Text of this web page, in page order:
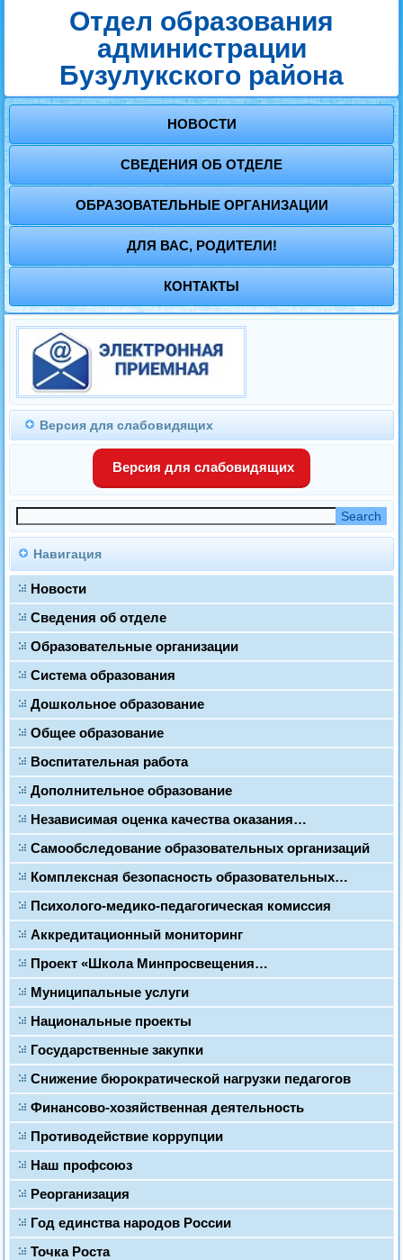
Отдел образования
администрации
Бузулукского района
НОВОСТИ
СВЕДЕНИЯ ОБ ОТДЕЛЕ
ОБРАЗОВАТЕЛЬНЫЕ ОРГАНИЗАЦИИ
ДЛЯ ВАС, РОДИТЕЛИ!
КОНТАКТЫ
Версия для слабовидящих
Версия для слабовидящих
Навигация
Новости
Сведения об отделе
Образовательные организации
Система образования
Дошкольное образование
Общее образование
Воспитательная работа
Дополнительное образование
Независимая оценка качества оказания…
Самообследование образовательных организаций
Комплексная безопасность образовательных…
Психолого-медико-педагогическая комиссия
Аккредитационный мониторинг
Проект «Школа Минпросвещения…
Муниципальные услуги
Национальные проекты
Государственные закупки
Снижение бюрократической нагрузки педагогов
Финансово-хозяйственная деятельность
Противодействие коррупции
Наш профсоюз
Реорганизация
Год единства народов России
Точка Роста